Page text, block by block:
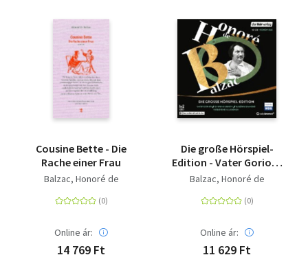
Cousine Bette - Die
Rache einer Frau
Balzac, Honoré de
Online ár:
14 769 Ft
Die große Hörspiel-
Edition - Vater Goriot -
Cousine Lisbeth -
Verlorene Illusionen
Balzac, Honoré de
Online ár:
11 629 Ft